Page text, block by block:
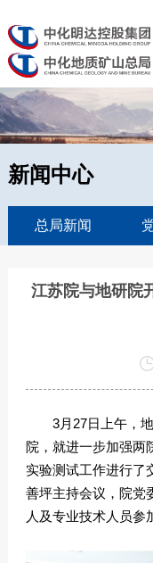
新闻中心
总局新闻
江苏院与地研院
3月27日上午，
院，就进一步加强两
实验测试工作进行了
善坪主持会议，院党
人及专业技术人员参